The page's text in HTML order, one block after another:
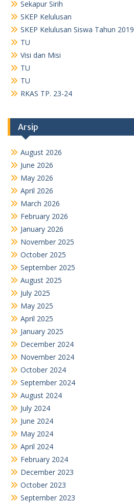
Sekapur Sirih
SKEP Kelulusan
SKEP Kelulusan Siswa Tahun 2019
TU
Visi dan Misi
TU
TU
RKAS TP. 23-24
Arsip
August 2026
June 2026
May 2026
April 2026
March 2026
February 2026
January 2026
November 2025
October 2025
September 2025
August 2025
July 2025
May 2025
April 2025
January 2025
December 2024
November 2024
October 2024
September 2024
August 2024
July 2024
June 2024
May 2024
April 2024
February 2024
December 2023
October 2023
September 2023